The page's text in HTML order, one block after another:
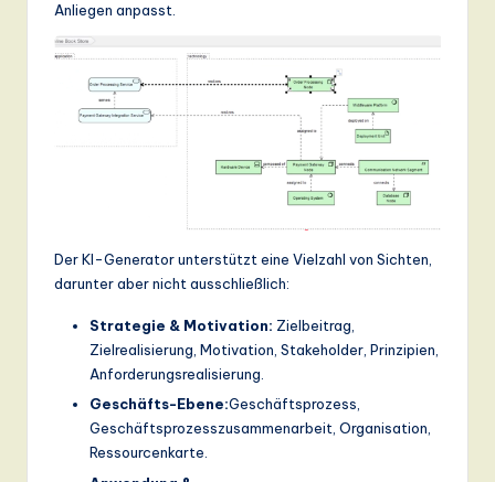
Anliegen anpasst.
Der KI-Generator unterstützt eine Vielzahl von Sichten,
darunter aber nicht ausschließlich:
Strategie & Motivation: Zielbeitrag,
Zielrealisierung, Motivation, Stakeholder, Prinzipien,
Anforderungsrealisierung.
Geschäfts-Ebene:Geschäftsprozess,
Geschäftsprozesszusammenarbeit, Organisation,
Ressourcenkarte.